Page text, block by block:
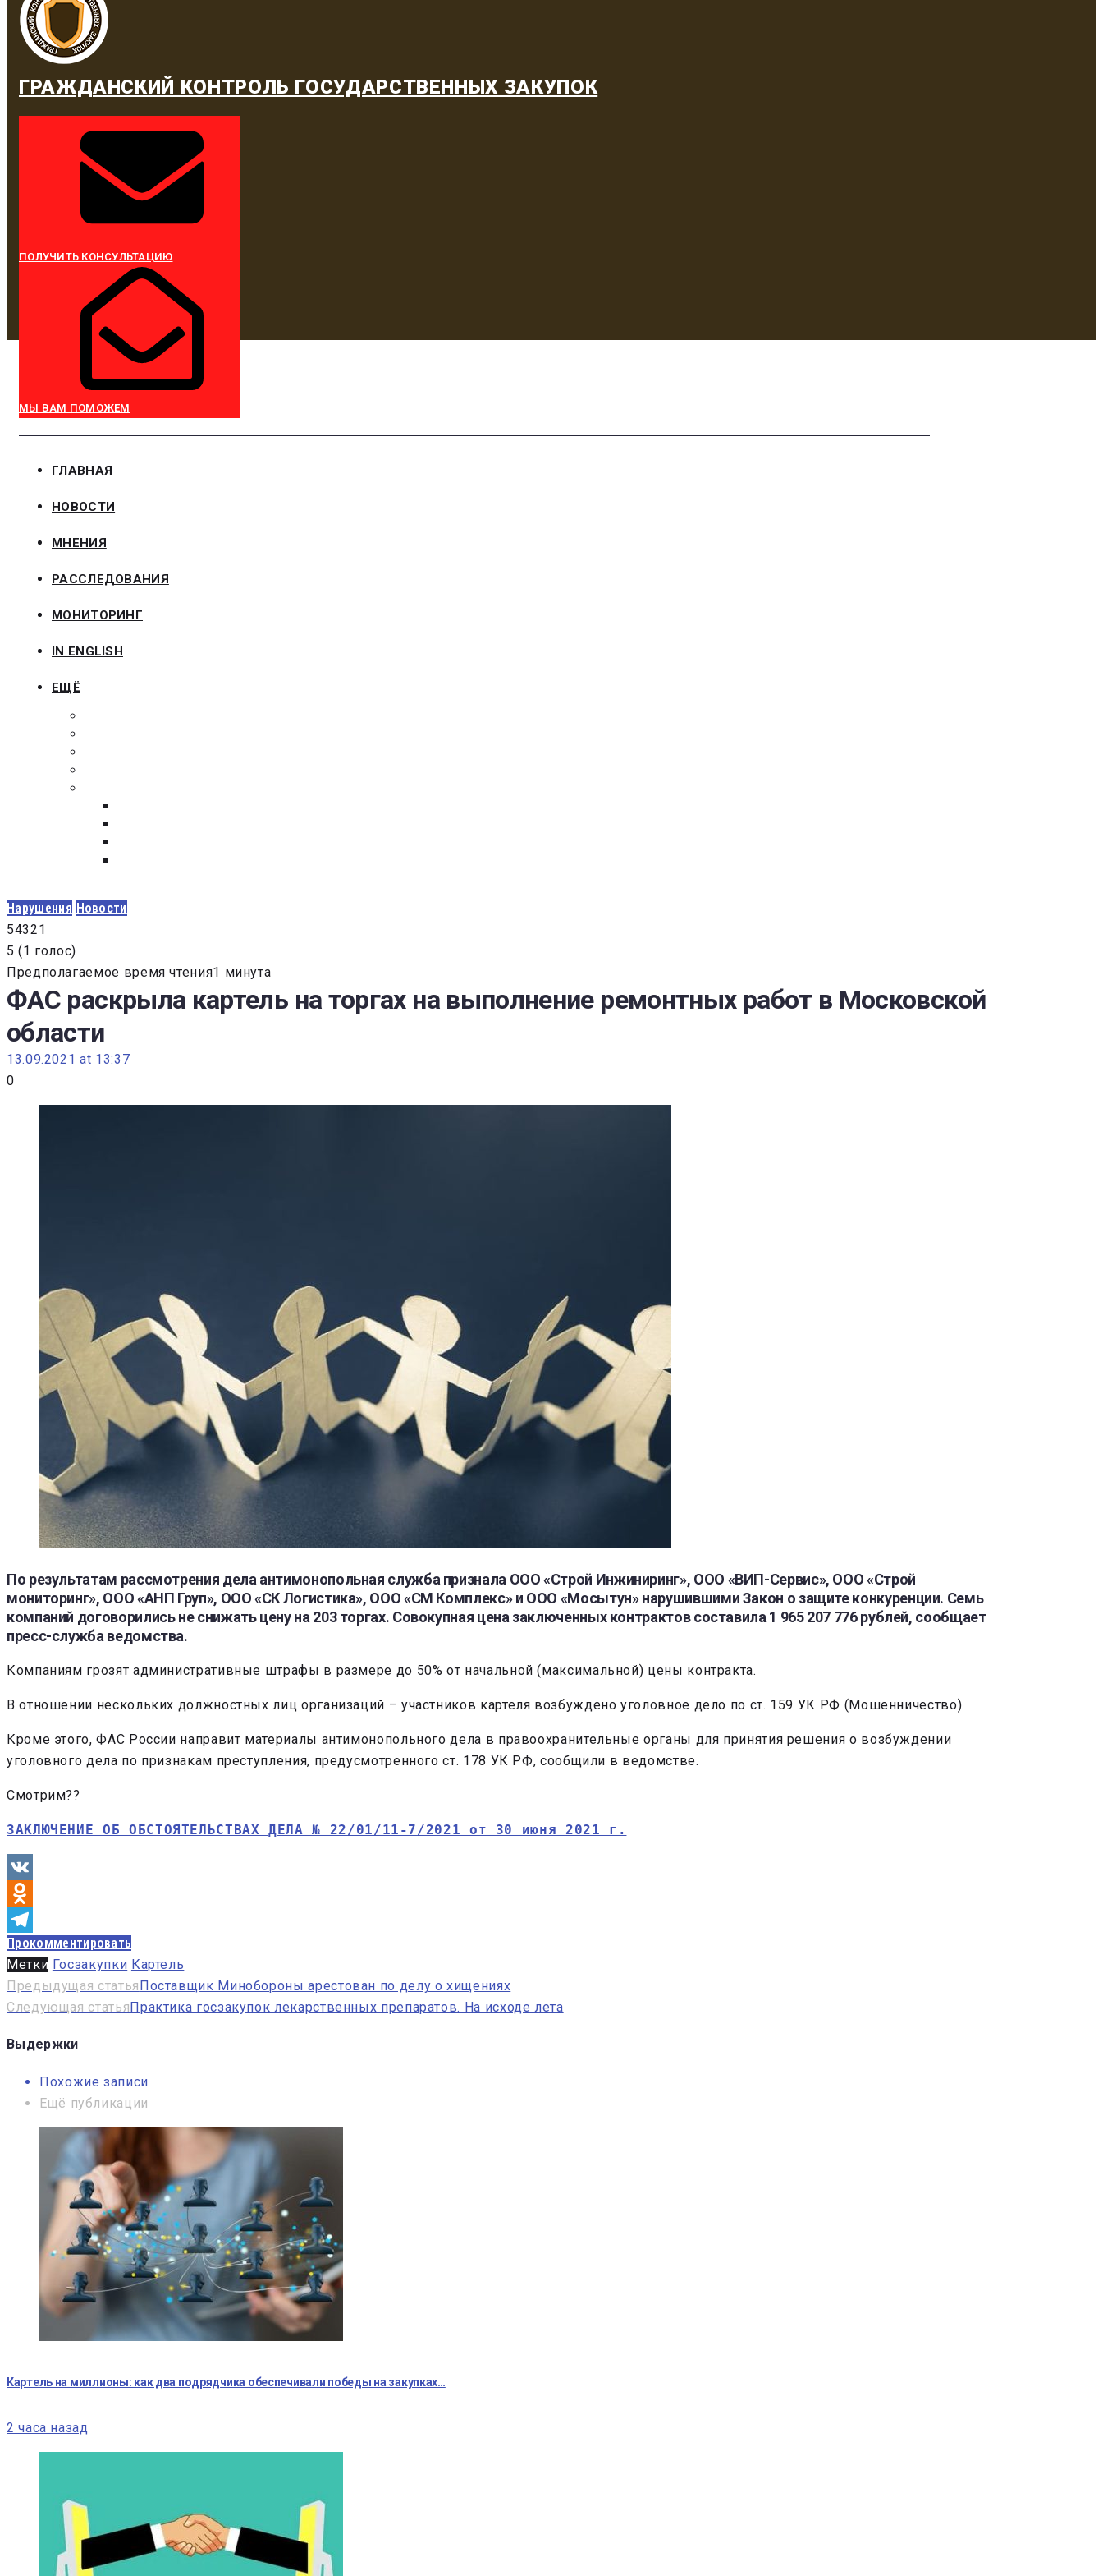
ГРАЖДАНСКИЙ КОНТРОЛЬ ГОСУДАРСТВЕННЫХ ЗАКУПОК
ПОЛУЧИТЬ КОНСУЛЬТАЦИЮ
МЫ ВАМ ПОМОЖЕМ
ГЛАВНАЯ
НОВОСТИ
МНЕНИЯ
РАССЛЕДОВАНИЯ
МОНИТОРИНГ
IN ENGLISH
ЕЩЁ
Нарушения Новости
54321
5 (1 голос)
Предполагаемое время чтения1 минута
ФАС раскрыла картель на торгах на выполнение ремонтных работ в Московской
области
13.09.2021 at 13:37
0
По результатам рассмотрения дела антимонопольная служба признала ООО «Строй Инжиниринг», ООО «ВИП-Сервис», ООО «Строй
мониторинг», ООО «АНП Груп», ООО «СК Логистика», ООО «СМ Комплекс» и ООО «Мосытун» нарушившими Закон о защите конкуренции. Семь
компаний договорились не снижать цену на 203 торгах. Совокупная цена заключенных контрактов составила 1 965 207 776 рублей, сообщает
пресс-служба ведомства.
Компаниям грозят административные штрафы в размере до 50% от начальной (максимальной) цены контракта.
В отношении нескольких должностных лиц организаций – участников картеля возбуждено уголовное дело по ст. 159 УК РФ (Мошенничество).
Кроме этого, ФАС России направит материалы антимонопольного дела в правоохранительные органы для принятия решения о возбуждении
уголовного дела по признакам преступления, предусмотренного ст. 178 УК РФ, сообщили в ведомстве.
Смотрим??
ЗАКЛЮЧЕНИЕ ОБ ОБСТОЯТЕЛЬСТВАХ ДЕЛА № 22/01/11-7/2021 от 30 июня 2021 г.
VK
Odnoklassniki
Telegram
Прокомментировать
Метки Госзакупки Картель
Навигация
по
записям
Предыдущая статьяПоставщик Минобороны арестован по делу о хищениях
Следующая статьяПрактика госзакупок лекарственных препаратов. На исходе лета
Выдержки
Похожие записи
Ещё публикации
Картель на миллионы: как два подрядчика обеспечивали победы на закупках…
2 часа назад